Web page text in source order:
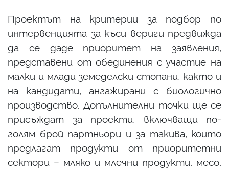
Проектът на критерии за подбор по
интервенцията за къси вериги предвижда
да се даде приоритет на заявления,
представени от обединения с участие на
малки и млади земеделски стопани, както и
на кандидати, ангажирани с биологично
производство. Допълнителни точки ще се
присъждат за проекти, включващи по-
голям брой партньори и за такива, които
предлагат продукти от приоритетни
сектори – мляко и млечни продукти, месо,